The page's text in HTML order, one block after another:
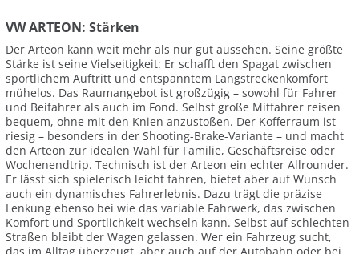
VW ARTEON: Stärken
Der Arteon kann weit mehr als nur gut aussehen. Seine größte
Stärke ist seine Vielseitigkeit: Er schafft den Spagat zwischen
sportlichem Auftritt und entspanntem Langstreckenkomfort
mühelos. Das Raumangebot ist großzügig – sowohl für Fahrer
und Beifahrer als auch im Fond. Selbst große Mitfahrer reisen
bequem, ohne mit den Knien anzustoßen. Der Kofferraum ist
riesig – besonders in der Shooting-Brake-Variante – und macht
den Arteon zur idealen Wahl für Familie, Geschäftsreise oder
Wochenendtrip. Technisch ist der Arteon ein echter Allrounder.
Er lässt sich spielerisch leicht fahren, bietet aber auf Wunsch
auch ein dynamisches Fahrerlebnis. Dazu trägt die präzise
Lenkung ebenso bei wie das variable Fahrwerk, das zwischen
Komfort und Sportlichkeit wechseln kann. Selbst auf schlechten
Straßen bleibt der Wagen gelassen. Wer ein Fahrzeug sucht,